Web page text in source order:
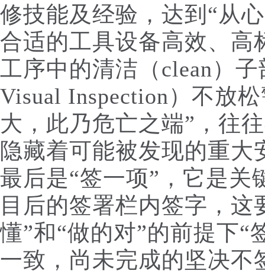
修技能及经验，达到“从
合适的工具设备高效、高
工序中的清洁（clean）
Visual Inspection）不放
大，此乃危亡之端”，往
隐藏着可能被发现的重
最后是“签一项”，它是关
目后的签署栏内签字，这
懂”和“做的对”的前提下“
一致，尚未完成的坚决不